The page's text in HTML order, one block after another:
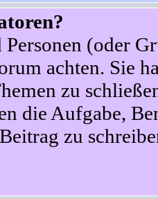
(oder
achten. Sie
zu
die Aufgabe,
zu